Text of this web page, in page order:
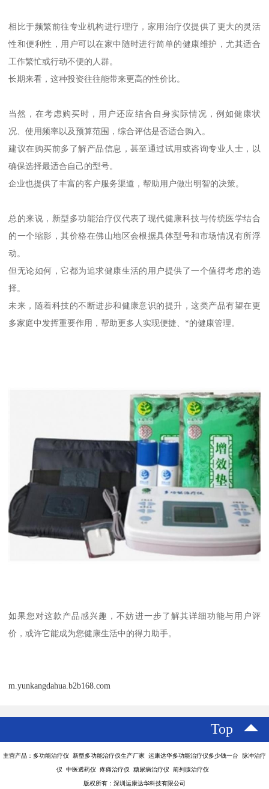
相比于频繁前往专业机构进行理疗，家用治疗仪提供了更大的灵活
性和便利性，用户可以在家中随时进行简单的健康维护，尤其适合
工作繁忙或行动不便的人群。
长期来看，这种投资往往能带来更高的性价比。
当然，在考虑购买时，用户还应结合自身实际情况，例如健康状
况、使用频率以及预算范围，综合评估是否适合购入。
建议在购买前多了解产品信息，甚至通过试用或咨询专业人士，以
确保选择最适合自己的型号。
企业也提供了丰富的客户服务渠道，帮助用户做出明智的决策。
总的来说，新型多功能治疗仪代表了现代健康科技与传统医学结合
的一个缩影，其价格在佛山地区会根据具体型号和市场情况有所浮
动。
但无论如何，它都为追求健康生活的用户提供了一个值得考虑的选
择。
未来，随着科技的不断进步和健康意识的提升，这类产品有望在更
多家庭中发挥重要作用，帮助更多人实现便捷、*的健康管理。
如果您对这款产品感兴趣，不妨进一步了解其详细功能与用户评
价，或许它能成为您健康生活中的得力助手。
m.yunkangdahua.b2b168.com
Top
主营产品：多功能治疗仪 新型多功能治疗仪生产厂家 运康达华多功能治疗仪多少钱一台 脉冲治疗
仪 中医透药仪 疼痛治疗仪 糖尿病治疗仪 前列腺治疗仪
版权所有：深圳运康达华科技有限公司